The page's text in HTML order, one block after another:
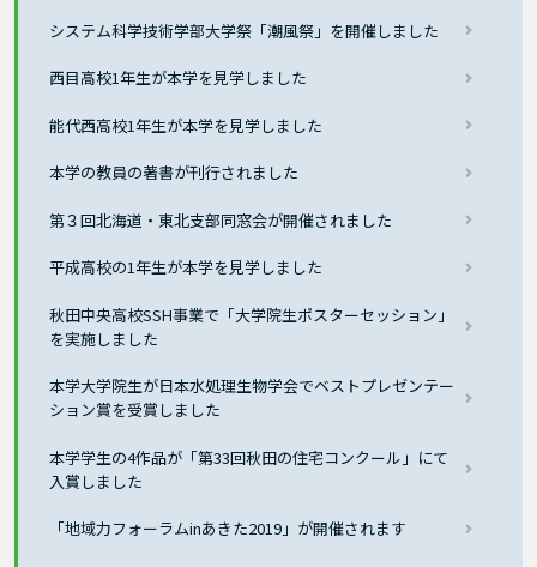
システム科学技術学部大学祭「潮風祭」を開催しました
西目高校1年生が本学を見学しました
能代西高校1年生が本学を見学しました
本学の教員の著書が刊行されました
第３回北海道・東北支部同窓会が開催されました
平成高校の1年生が本学を見学しました
秋田中央高校SSH事業で「大学院生ポスターセッション」
を実施しました
本学大学院生が日本水処理生物学会でベストプレゼンテー
ション賞を受賞しました
本学学生の4作品が「第33回秋田の住宅コンクール」にて
入賞しました
「地域力フォーラムinあきた2019」が開催されます